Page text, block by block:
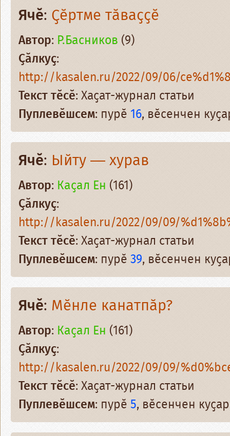
Ячӗ: Ҫӗртме тӑваҫҫӗ
Автор: Р.Басников (9)
Ҫӑлкуҫ:
http://kasalen.ru/2022/09/06/
Текст тӗсӗ: Хаҫат-журнал статьи
Пуплевӗшсем: пурӗ 16, вӗсенчен
Ячӗ: Ыйту — хурав
Автор: Каҫал Ен (161)
Ҫӑлкуҫ:
http://kasalen.ru/2022/09/09/
Текст тӗсӗ: Хаҫат-журнал статьи
Пуплевӗшсем: пурӗ39, вӗсенчен
Ячӗ: Мӗнле канатпӑр?
Автор: Каҫал Ен (161)
Ҫӑлкуҫ:
http://kasalen.ru/2022/09/09/
Текст тӗсӗ: Хаҫат-журнал статьи
Пуплевӗшсем: пурӗ5, вӗсенчен